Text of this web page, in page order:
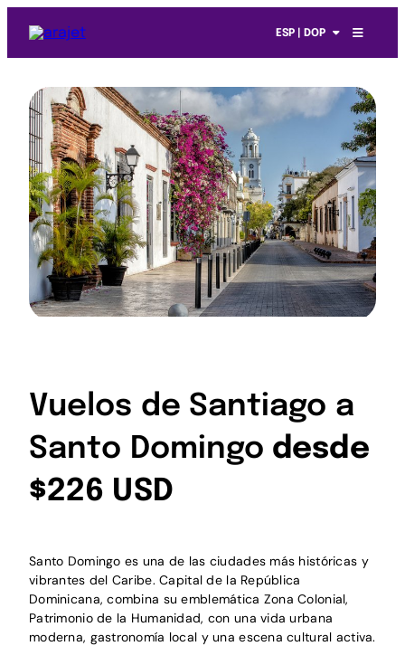
ESP | DOP
Vuelos de Santiago a
Santo Domingo desde
$226 USD
Santo Domingo es una de las ciudades más históricas y
vibrantes del Caribe. Capital de la República
Dominicana, combina su emblemática Zona Colonial,
Patrimonio de la Humanidad, con una vida urbana
moderna, gastronomía local y una escena cultural activa.